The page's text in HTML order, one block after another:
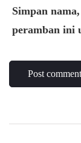
Simpan
peramban ini